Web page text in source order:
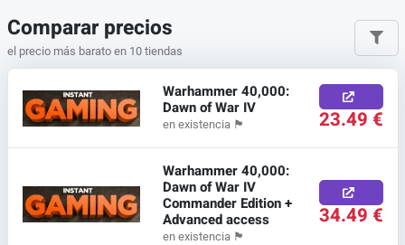
Comparar precios
el precio más barato en 10 tiendas
Warhammer 40,000:
Dawn of War IV
en existencia 🏴 23.49 €
Warhammer 40,000:
Dawn of War IV
Commander Edition +
Advanced access
en existencia 🏴
34.49 €